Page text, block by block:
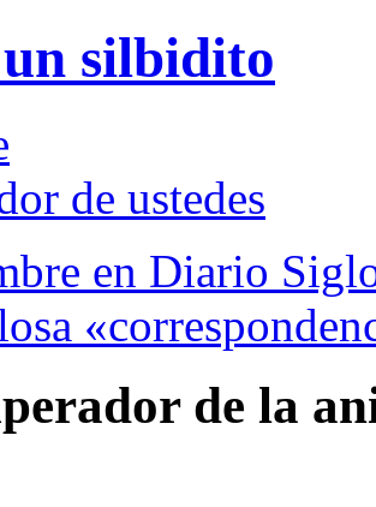
silbidito
de ustedes
en Diario
de la